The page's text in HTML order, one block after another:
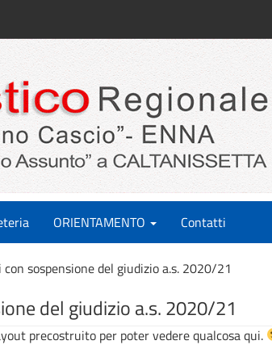
ORIENTAMENTO Contatti
sospensione del giudizio a.s. 2020/21
del giudizio a.s. 2020/21
precostruito per poter vedere qualcosa qui.